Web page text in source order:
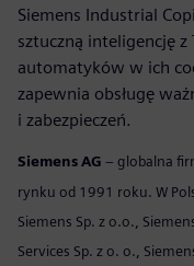
Siemens Industrial
sztuczną inteligencję
automatyków w ich
zapewnia obsługę
i zabezpieczeń.
Siemens AG – globalna
rynku od 1991 roku. W
Siemens Sp. z o.o.,
Services Sp. z o. o.,